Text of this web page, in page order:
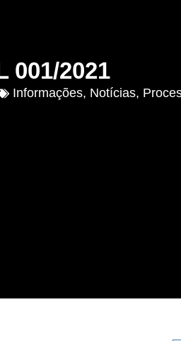
001/2021
Informações, Notícias,